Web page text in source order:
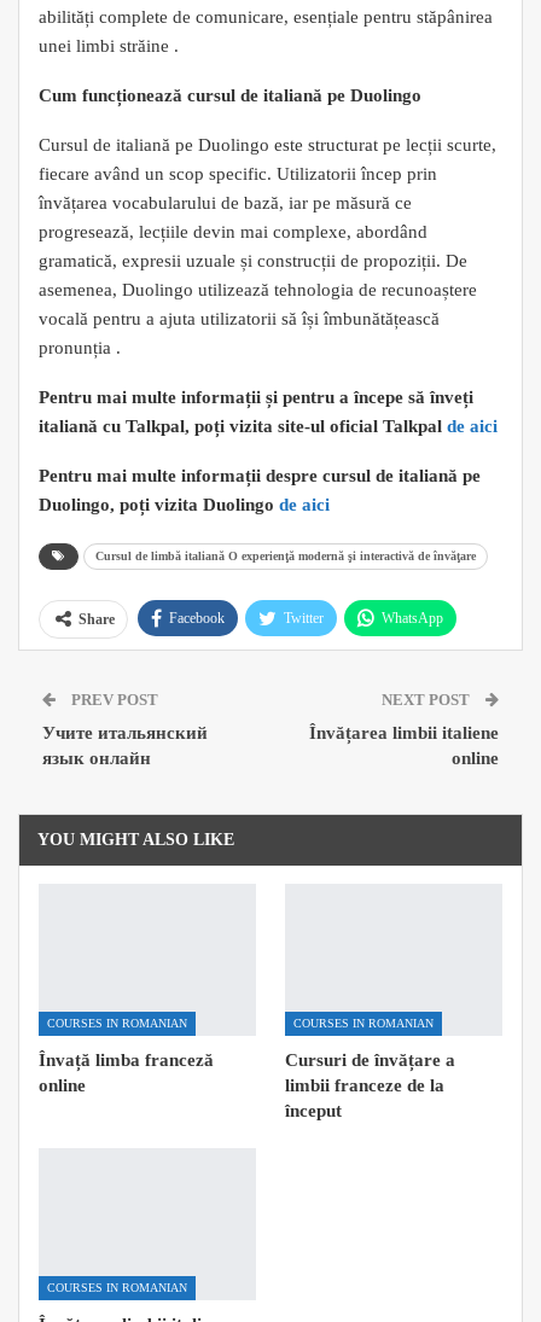
abilități complete de comunicare, esențiale pentru stăpânirea
unei limbi străine .
Cum funcționează cursul de italiană pe Duolingo
Cursul de italiană pe Duolingo este structurat pe lecții scurte,
fiecare având un scop specific. Utilizatorii încep prin
învățarea vocabularului de bază, iar pe măsură ce
progresează, lecțiile devin mai complexe, abordând
gramatică, expresii uzuale și construcții de propoziții. De
asemenea, Duolingo utilizează tehnologia de recunoaștere
vocală pentru a ajuta utilizatorii să își îmbunătățească
pronunția .
Pentru mai multe informații și pentru a începe să înveți
italiană cu Talkpal, poți vizita site-ul oficial Talkpal de aici
Pentru mai multe informații despre cursul de italiană pe
Duolingo, poți vizita Duolingo de aici
Cursul de limbă italiană O experienţă modernă şi interactivă de învăţare
Share Facebook Twitter WhatsApp
ReddIt
PREV POST
Учите итальянский
язык онлайн
NEXT POST
Învățarea limbii italiene
online
YOU MIGHT ALSO LIKE
COURSES IN ROMANIAN
Învață limba franceză
online
COURSES IN ROMANIAN
Cursuri de învățare a
limbii franceze de la
început
COURSES IN ROMANIAN